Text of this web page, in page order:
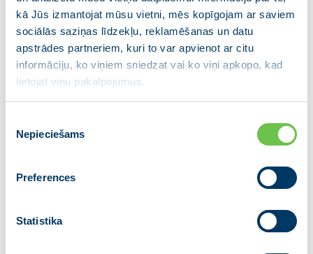
kā Jūs izmantojat mūsu vietni, mēs kopīgojam ar saviem
sociālās saziņas līdzekļu, reklamēšanas un datu
apstrādes partneriem, kuri to var apvienot ar citu
informāciju, ko viņiem sniedzat vai ko viņi apkopo, kad
lietojat viņu pakalpojumus.
izvēle
Nepieciešams
Preferences
Statistika
populāriem, bet nepārdomātiem un
ilgtermiņā kaitīgiem risinājumiem.
Nemētātos līdzi visādiem populistiem,”
kongresa delegātiem uzsvēra V.
Dombrovskis.
Vērtējot ekonomisko situāciju, Eiropas Komisijas
izpildviceprezidents atzina, ka pēdējais pusotrs gads
nācies pārvarēt kā sanitāro, tā ekonomisko krīzi, kurai
turklāt ir ļoti izteikts sektorāls raksturs, dažiem
tautsaimniecības sektoriem augot un attīstoties, bet
citiem, īpaši pakalpojumu sektorā, piedzīvota dziļa